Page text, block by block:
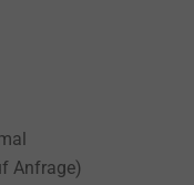
Anfrage)